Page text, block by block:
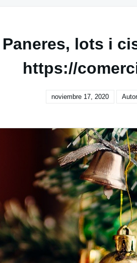
Paneres, lots i
https://
noviembre 17, 2020